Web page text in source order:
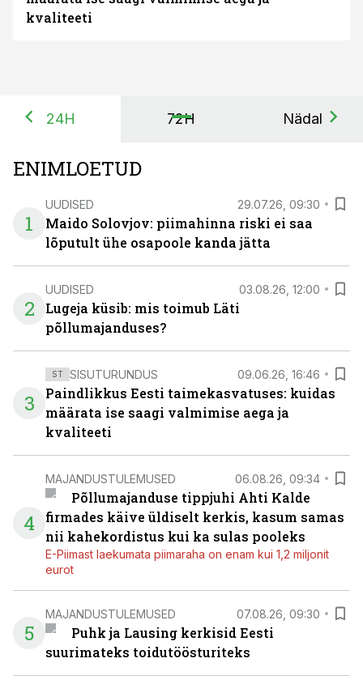
kvaliteeti
24H 72H Nädal
ENIMLOETUD
1
UUDISED 29.07.26, 09:30
Maido Solovjov: piimahinna riski ei saa
lõputult ühe osapoole kanda jätta
2
UUDISED 03.08.26, 12:00
Lugeja küsib: mis toimub Läti
põllumajanduses?
3
ST SISUTURUNDUS 09.06.26, 16:46
Paindlikkus Eesti taimekasvatuses: kuidas
määrata ise saagi valmimise aega ja
kvaliteeti
4
MAJANDUSTULEMUSED 06.08.26, 09:34
Põllumajanduse tippjuhi Ahti Kalde
firmades käive üldiselt kerkis, kasum samas
nii kahekordistus kui ka sulas pooleks
E-Piimast laekumata piimaraha on enam kui 1,2 miljonit
eurot
5
MAJANDUSTULEMUSED 07.08.26, 09:30
Puhk ja Lausing kerkisid Eesti
suurimateks toidutöösturiteks